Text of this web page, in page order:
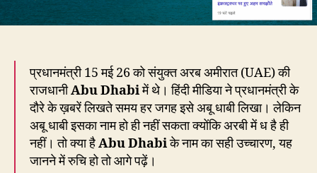
प्रधानमंत्री 15 मई 26 को संयुक्त अरब अमीरात (UAE) की
राजधानीAbu Dhabiमें थे। हिंदी मीडिया ने प्रधानमंत्री के
दौरे के ख़बरें लिखते समय हर जगह इसे अबू धाबी लिखा। लेकिन
अबू धाबी इसका नाम हो ही नहीं सकता क्योंकि अरबी में ध है ही
नहीं। तो क्या हैAbu Dhabiके नाम का सही उच्चारण, यह
जानने में रुचि हो तो आगे पढ़ें।